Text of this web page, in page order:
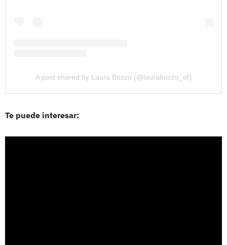
A post shared by Laura Bozzo (@laurabozzo_of)
Te puede interesar: